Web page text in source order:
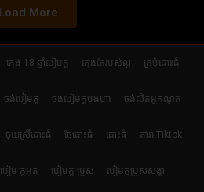
Load More
ក្មេង 18 ឆ្នាំបៀមក្ដ ក្មេងតែរបស់ល្អ ក្រមុំដោះធំ
ចង់បៀមក្ដ ចង់បៀមក្តបងហា ចង់លិតអូកណូក
ចុយស្រីដោះធំ ចែដោះធំ ដោះធំ តារា Tiktok
បៀម ក្ដអត់ បៀមក្ដ ប្រុស បៀមក្តប្រុសសង្ហា